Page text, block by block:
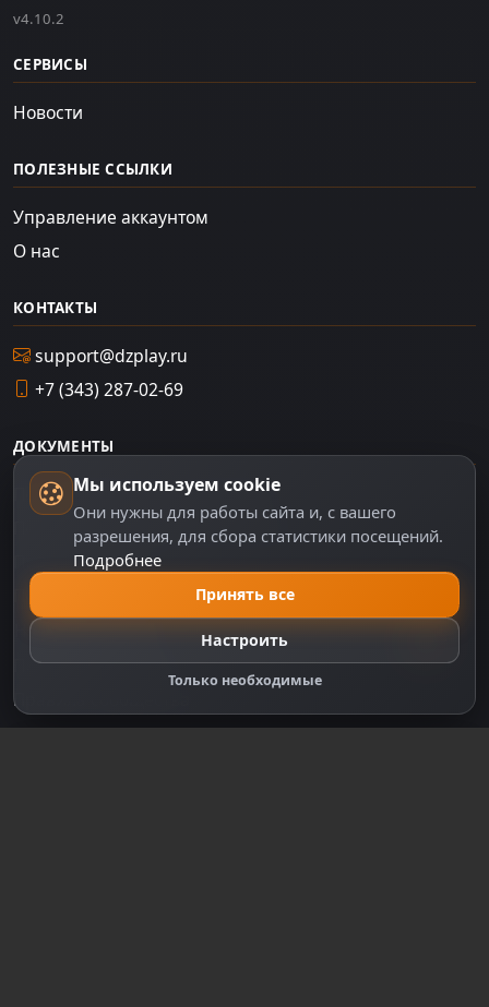
v4.10.2
СЕРВИСЫ
Новости
ПОЛЕЗНЫЕ ССЫЛКИ
Управление аккаунтом
О нас
КОНТАКТЫ
support@dzplay.ru
+7 (343) 287-02-69
ДОКУМЕНТЫ
Пользовательское соглашение
Политика персональных данных
Правила оплаты
Настройки cookie
Правообладателям
Правила сообщества
Мы используем cookie
Они нужны для работы сайта и, с вашего
разрешения, для сбора статистики посещений.
Подробнее
Принять все
Настроить
Только необходимые